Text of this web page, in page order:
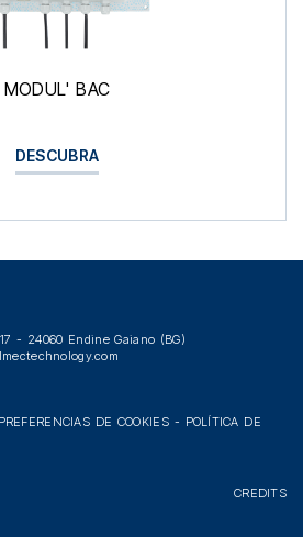
MODUL' BAC
DESCUBRA
- 24060 Endine Gaiano (BG)
PREFERENCIAS DE COOKIES - POLÍTICA DE
CREDITS